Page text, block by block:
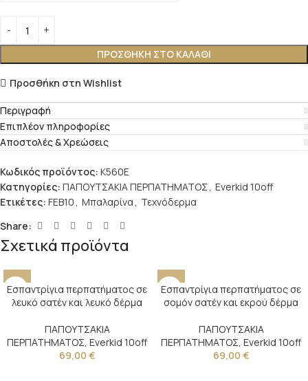
ΠΡΟΣΘΉΚΗ ΣΤΟ ΚΑΛΆΘΙ
Προσθήκη στη Wishlist
Περιγραφή
Επιπλέον πληροφορίες
Αποστολές & Χρεώσεις
Κωδικός προϊόντος: K560E
Κατηγορίες: ΠΑΠΟΥΤΣΑΚΙΑ ΠΕΡΠΑΤΗΜΑΤΟΣ, Everkid 10off
Ετικέτες: FEB10, Μπαλαρίνα, Τεχνόδερμα
Share:
Σχετικά προϊόντα
Εσπαντρίγια περπατήματος σε
λευκό σατέν και λευκό δέρμα
ΠΑΠΟΥΤΣΑΚΙΑ
ΠΕΡΠΑΤΗΜΑΤΟΣ, Everkid 10off
69,00 €
Εσπαντρίγια περπατήματος σε
σομόν σατέν και εκρού δέρμα
ΠΑΠΟΥΤΣΑΚΙΑ
ΠΕΡΠΑΤΗΜΑΤΟΣ, Everkid 10off
69,00 €